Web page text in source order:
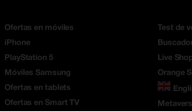
Ofertas en móviles
iPhone
PlayStation 5
Móviles Samsung
Ofertas en tablets
Ofertas en Smart TV
Test de
Live
Orange